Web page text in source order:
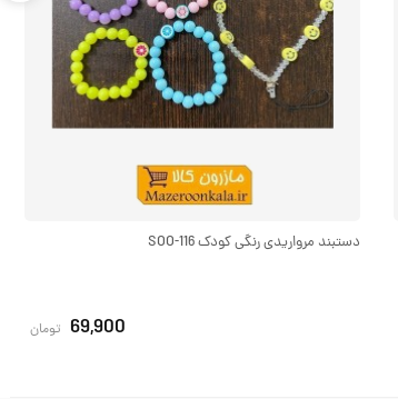
دستبند مرواریدی رنگی کودک SOO-116
69,900 تومان